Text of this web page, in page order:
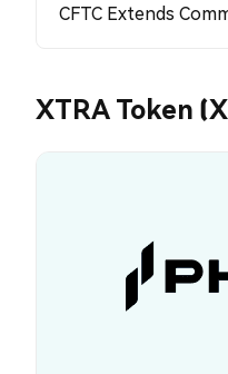
CFTC Extends
XTRA Token